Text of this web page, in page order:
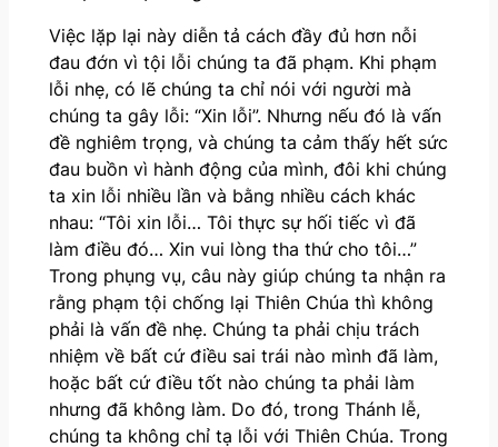
Việc lặp lại này diễn tả cách đầy đủ hơn nỗi
đau đớn vì tội lỗi chúng ta đã phạm. Khi phạm
lỗi nhẹ, có lẽ chúng ta chỉ nói với người mà
chúng ta gây lỗi: “Xin lỗi”. Nhưng nếu đó là vấn
đề nghiêm trọng, và chúng ta cảm thấy hết sức
đau buồn vì hành động của mình, đôi khi chúng
ta xin lỗi nhiều lần và bằng nhiều cách khác
nhau: “Tôi xin lỗi… Tôi thực sự hối tiếc vì đã
làm điều đó… Xin vui lòng tha thứ cho tôi…”
Trong phụng vụ, câu này giúp chúng ta nhận ra
rằng phạm tội chống lại Thiên Chúa thì không
phải là vấn đề nhẹ. Chúng ta phải chịu trách
nhiệm về bất cứ điều sai trái nào mình đã làm,
hoặc bất cứ điều tốt nào chúng ta phải làm
nhưng đã không làm. Do đó, trong Thánh lễ,
chúng ta không chỉ tạ lỗi với Thiên Chúa. Trong